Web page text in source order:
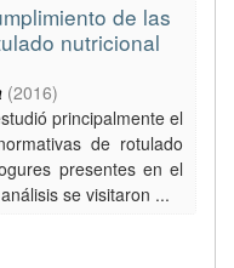
de las
nutricional
(2016)
principalmente el
de rotulado
presentes en el
se visitaron ...